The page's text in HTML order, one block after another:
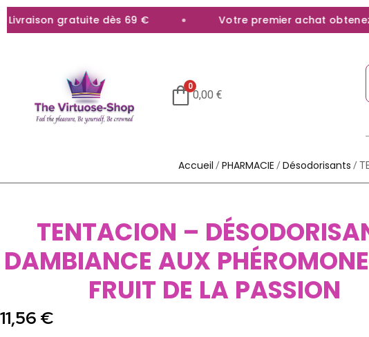
gratuite dès 69 € Votre premier achat obtenez
0
0,00€
Accueil /PHARMACIE /Désodorisants /
TENTACION –
DAMBIANCE AUX
FRUIT DE LA PASSION
11,56 €